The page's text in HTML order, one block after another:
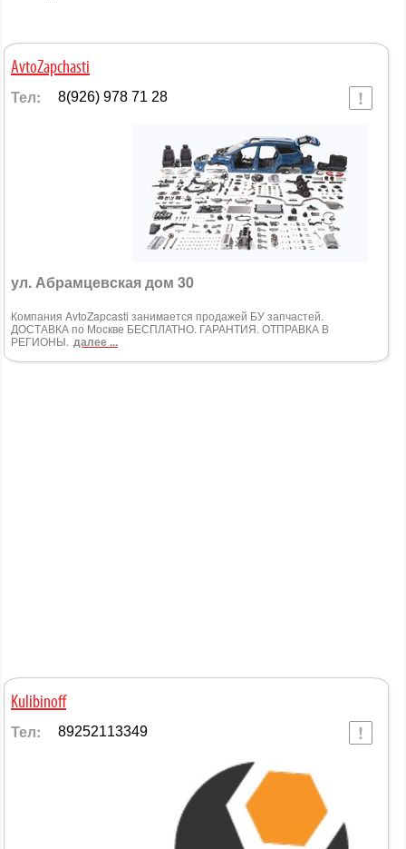
AvtoZapchasti
Тел: 8(926) 978 71 28
ул. Абрамцевская дом 30
Компания AvtoZapcasti занимается продажей БУ запчастей.
ДОСТАВКА по Москве БЕСПЛАТНО. ГАРАНТИЯ. ОТПРАВКА В
РЕГИОНЫ. далее ...
Kulibinoff
Тел: 89252113349